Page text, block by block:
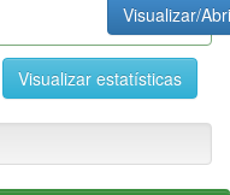
Visualizar/
Visualizar estatísticas